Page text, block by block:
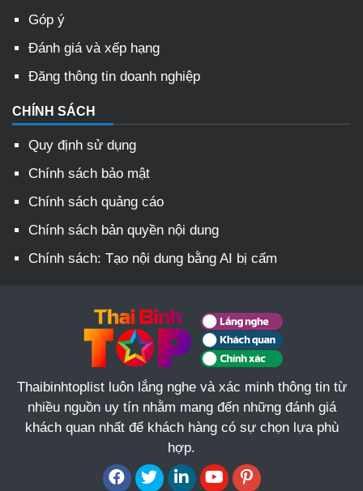
Góp ý
Đánh giá và xếp hạng
Đăng thông tin doanh nghiệp
CHÍNH SÁCH
Quy định sử dụng
Chính sách bảo mật
Chính sách quảng cáo
Chính sách bản quyền nội dung
Chính sách: Tạo nội dung bằng AI bị cấm
Thaibinhtoplist luôn lắng nghe và xác minh thông tin từ
nhiều nguồn uy tín nhằm mang đến những đánh giá
khách quan nhất để khách hàng có sự chọn lựa phù
hợp.